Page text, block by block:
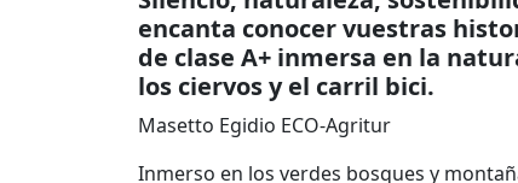
encanta conocer vuestras
de clase A+ inmersa en la
los ciervos y el carril bici.
Masetto Egidio ECO-Agritur
Inmerso en los verdes bosques y